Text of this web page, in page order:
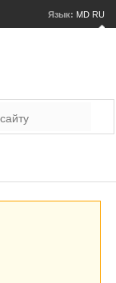
Язык: MD RU